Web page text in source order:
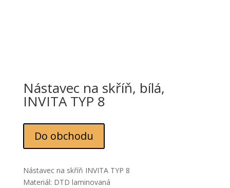
Nástavec na skříň, bílá,
INVITA TYP 8
Do obchodu
Nástavec na skříň INVITA TYP 8
Materiál: DTD laminovaná